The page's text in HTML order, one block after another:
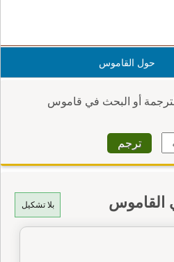
حول القاموس
أو البحث في قاموس
بلا تشكيل القاموس